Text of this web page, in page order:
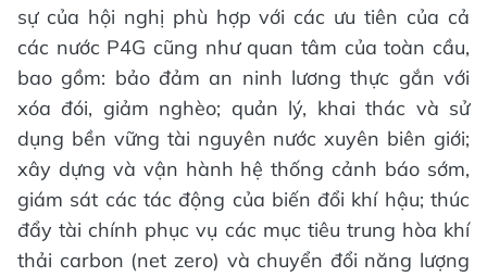
sự của hội nghị phù hợp với các ưu tiên của cả
các nước P4G cũng như quan tâm của toàn cầu,
bao gồm: bảo đảm an ninh lương thực gắn với
xóa đói, giảm nghèo; quản lý, khai thác và sử
dụng bền vững tài nguyên nước xuyên biên giới;
xây dựng và vận hành hệ thống cảnh báo sớm,
giám sát các tác động của biến đổi khí hậu; thúc
đẩy tài chính phục vụ các mục tiêu trung hòa khí
thải carbon (net zero) và chuyển đổi năng lượng